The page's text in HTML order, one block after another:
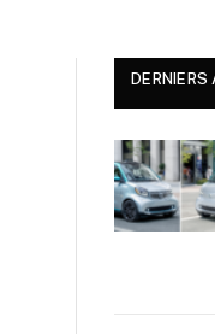
DERNIERS